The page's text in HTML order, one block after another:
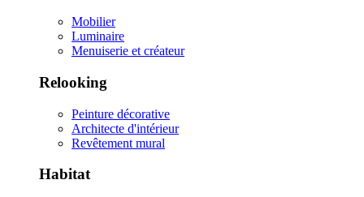
Mobilier
Luminaire
Menuiserie et créateur
Relooking
Peinture décorative
Architecte d'intérieur
Revêtement mural
Habitat